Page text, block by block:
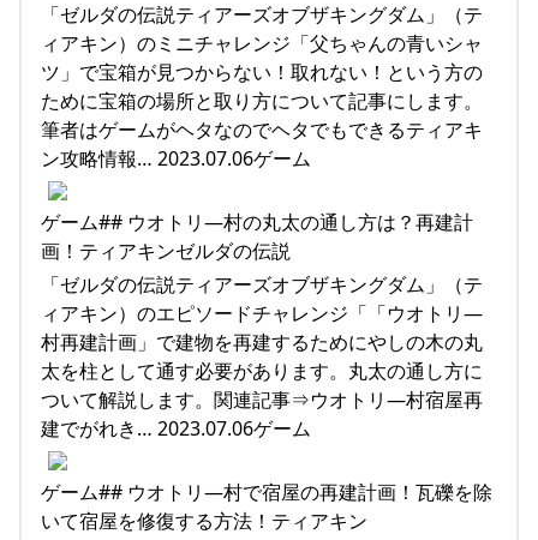
「ゼルダの伝説ティアーズオブザキングダム」（テ
ィアキン）のミニチャレンジ「父ちゃんの青いシャ
ツ」で宝箱が見つからない！取れない！という方の
ために宝箱の場所と取り方について記事にします。
筆者はゲームがヘタなのでヘタでもできるティアキ
ン攻略情報… 2023.07.06ゲーム
ゲーム## ウオトリ―村の丸太の通し方は？再建計
画！ティアキンゼルダの伝説
「ゼルダの伝説ティアーズオブザキングダム」（テ
ィアキン）のエピソードチャレンジ「「ウオトリ―
村再建計画」で建物を再建するためにやしの木の丸
太を柱として通す必要があります。丸太の通し方に
ついて解説します。関連記事⇒ウオトリ―村宿屋再
建でがれき… 2023.07.06ゲーム
ゲーム## ウオトリ―村で宿屋の再建計画！瓦礫を除
いて宿屋を修復する方法！ティアキン